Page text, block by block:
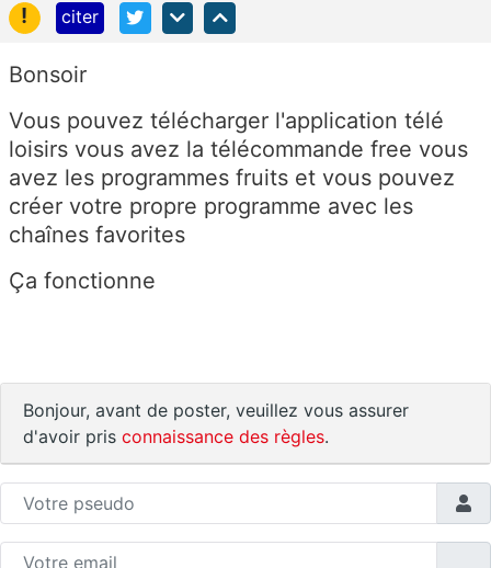
!
citer
Bonsoir
Vous pouvez télécharger l'application télé
loisirs vous avez la télécommande free vous
avez les programmes fruits et vous pouvez
créer votre propre programme avec les
chaînes favorites
Ça fonctionne
Bonjour, avant de poster, veuillez vous assurer
d'avoir pris connaissance des règles.